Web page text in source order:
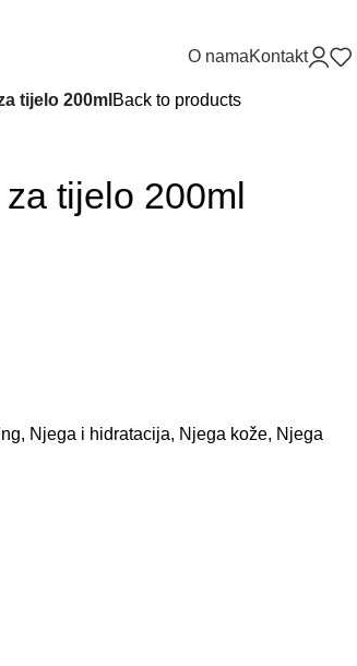
O namaKontakt
tijelo 200ml Back to products
tijelo 200ml
, Njega i hidratacija, Njega kože, Njega